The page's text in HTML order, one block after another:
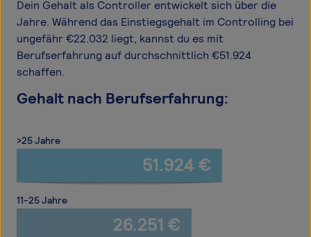
Dein Gehalt als Controller entwickelt sich über die
Jahre. Während das Einstiegsgehalt im Controlling bei
ungefähr €22.032 liegt, kannst du es mit
Berufserfahrung auf durchschnittlich €51.924
schaffen.
Gehalt nach Berufserfahrung:
>25 Jahre
51.924 €
11-25 Jahre
26.251 €